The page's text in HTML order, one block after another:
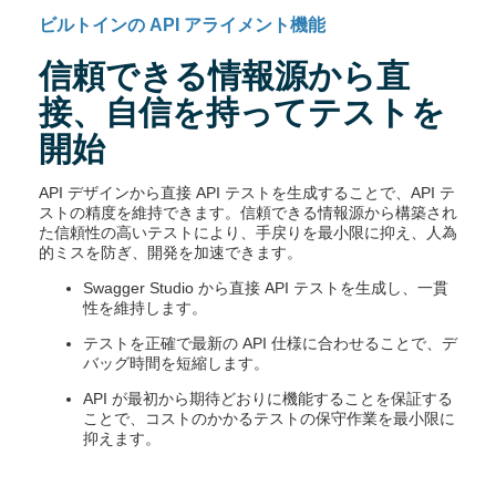
ビルトインの API アライメント機能
信頼できる情報源から直
接、自信を持ってテストを
開始
API デザインから直接 API テストを生成することで、API テ
ストの精度を維持できます。信頼できる情報源から構築され
た信頼性の高いテストにより、手戻りを最小限に抑え、人為
的ミスを防ぎ、開発を加速できます。
Swagger Studio から直接 API テストを生成し、一貫
性を維持します。
テストを正確で最新の API 仕様に合わせることで、デ
バッグ時間を短縮します。
API が最初から期待どおりに機能することを保証する
ことで、コストのかかるテストの保守作業を最小限に
抑えます。